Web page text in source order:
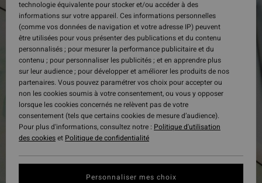
technologie équivalente pour stocker et/ou accéder à des
informations sur votre appareil. Ces informations personnelles
(comme vos données de navigation et votre adresse IP) peuvent
être utilisées pour vous présenter des publications et du contenu
personnalisés ; pour mesurer la performance publicitaire et du
contenu ; pour personnaliser les publicités ; et en apprendre plus
sur leur audience ; pour développer et améliorer les produits de nos
partenaires. Vous pouvez paramétrer vos choix pour accepter ou
non les cookies soumis à votre consentement, ou vous y opposer
lorsque les cookies concernés ne relèvent pas de votre
consentement (tels que certains cookies de mesure d’audience).
Pour plus d'informations, consultez notre : Politique d'utilisation
des cookieset Politique de confidentialité
Personnaliser mes choix